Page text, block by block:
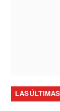
LAS ÚLTIMAS